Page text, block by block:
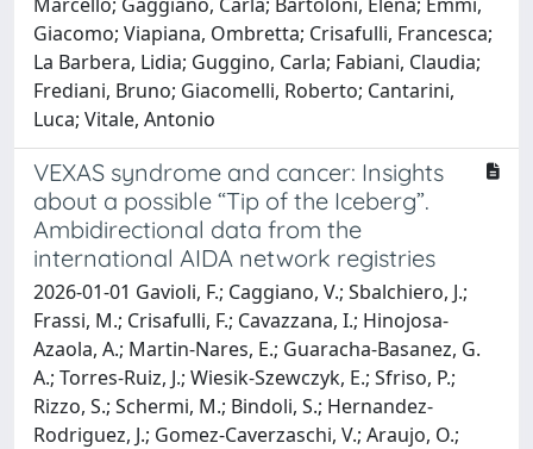
Giacomo; Viapiana, Ombretta; Crisafulli, Francesca;
La Barbera, Lidia; Guggino, Carla; Fabiani, Claudia;
Frediani, Bruno; Giacomelli, Roberto; Cantarini,
Luca; Vitale, Antonio
VEXAS syndrome and cancer: Insights
about a possible “Tip of the Iceberg”.
Ambidirectional data from the
international AIDA network registries
2026-01-01 Gavioli, F.; Caggiano, V.; Sbalchiero, J.;
Frassi, M.; Crisafulli, F.; Cavazzana, I.; Hinojosa-
Azaola, A.; Martin-Nares, E.; Guaracha-Basanez, G.
A.; Torres-Ruiz, J.; Wiesik-Szewczyk, E.; Sfriso, P.;
Rizzo, S.; Schermi, M.; Bindoli, S.; Hernandez-
Rodriguez, J.; Gomez-Caverzaschi, V.; Araujo, O.;